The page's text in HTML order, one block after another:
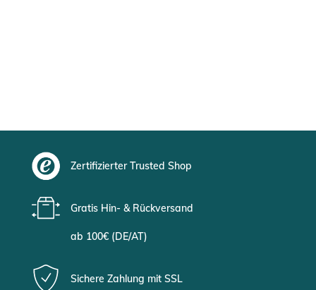
Zertifizierter Trusted Shop
Gratis Hin- & Rückversand
ab 100€ (DE/AT)
Sichere Zahlung mit SSL